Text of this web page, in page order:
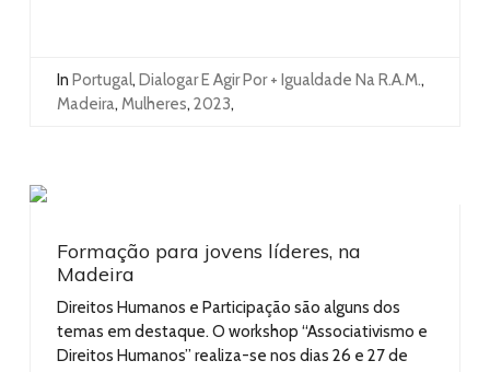
In Portugal, Dialogar E Agir Por + Igualdade Na R.A.M.,
Madeira, Mulheres, 2023,
Formação para jovens líderes, na
Madeira
Direitos Humanos e Participação são alguns dos
temas em destaque. O workshop “Associativismo e
Direitos Humanos” realiza-se nos dias 26 e 27 de